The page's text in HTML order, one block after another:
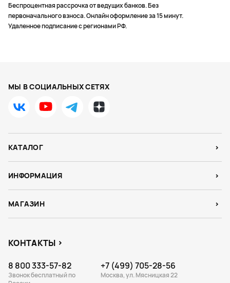
Беспроцентная рассрочка от ведущих банков. Без
первоначального взноса. Онлайн оформление за 15 минут.
Удаленное подписание с регионами РФ.
МЫ В СОЦИАЛЬНЫХ СЕТЯХ
КАТАЛОГ
ИНФОРМАЦИЯ
МАГАЗИН
КОНТАКТЫ
8 800 333-57-82
Звонок бесплатный по
+7 (499) 705-28-56
Москва, ул. Мясницкая 22